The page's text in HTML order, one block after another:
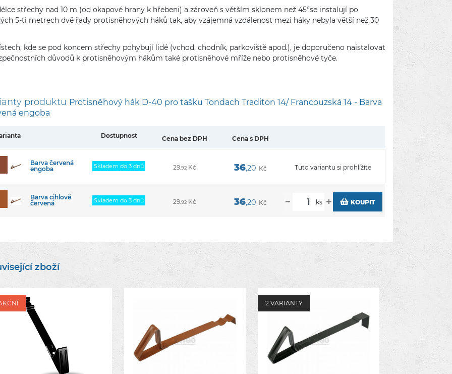
střechy nad 10 m (od okapové hrany k hřebeni) a zároveň s větším sklonem než 45°se instalují po
5-ti metrech dvě řady protisněhových háků tak, aby vzájemná vzdálenost mezi háky nebyla větší než 30
kde se pod koncem střechy pohybují lidé (vchod, chodník, parkoviště apod.), je doporučeno naistalovat
důvodů k protisněhovým hákům také protisněhové mříže nebo protisněhové tyče.
produktu Protisněhový hák D-40 pro tašku Tondach Traditon 14/ Francouzská 14 - Barva
engoba
Dostupnost Cena bez DPH Cena s DPH
Barva červená
engoba
Skladem do 3 dnů 29,92 Kč 36,20 Kč Tuto variantu si prohlížíte
Barva cihlově
červená
Skladem do 3 dnů 29,92 Kč 36,20 Kč ks KOUPIT
zboží
2 VARIANTY